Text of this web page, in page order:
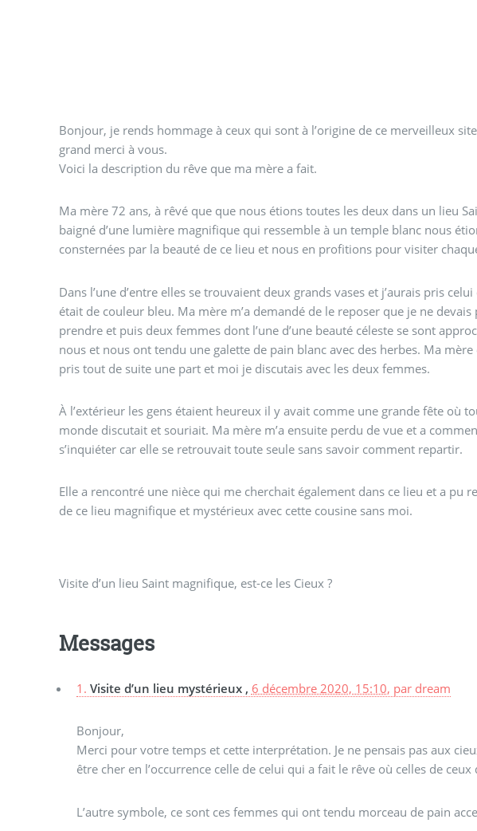
Bonjour, je rends hommage à ceux qui sont à l’origine de ce merveilleux
grand merci à vous.
Voici la description du rêve que ma mère a fait.
Ma mère 72 ans, à rêvé que que nous étions toutes les deux dans un lieu
baigné d’une lumière magnifique qui ressemble à un temple blanc nous
consternées par la beauté de ce lieu et nous en profitions pour visiter
Dans l’une d’entre elles se trouvaient deux grands vases et j’aurais pris celui
était de couleur bleu. Ma mère m’a demandé de le reposer que je ne devais
prendre et puis deux femmes dont l’une d’une beauté céleste se sont
nous et nous ont tendu une galette de pain blanc avec des herbes. Ma mère
pris tout de suite une part et moi je discutais avec les deux femmes.
À l’extérieur les gens étaient heureux il y avait comme une grande fête où
monde discutait et souriait. Ma mère m’a ensuite perdu de vue et a
s’inquiéter car elle se retrouvait toute seule sans savoir comment repartir.
Elle a rencontré une nièce qui me cherchait également dans ce lieu et a pu
de ce lieu magnifique et mystérieux avec cette cousine sans moi.
Visite d’un lieu Saint magnifique, est-ce les Cieux ?
Messages
1. Visite d’un lieu mystérieux , 6 décembre 2020, 15:10, par dream
Bonjour,
Merci pour votre temps et cette interprétation. Je ne pensais pas aux
être cher en l’occurrence celle de celui qui a fait le rêve où celles de
L’autre symbole, ce sont ces femmes qui ont tendu morceau de pain